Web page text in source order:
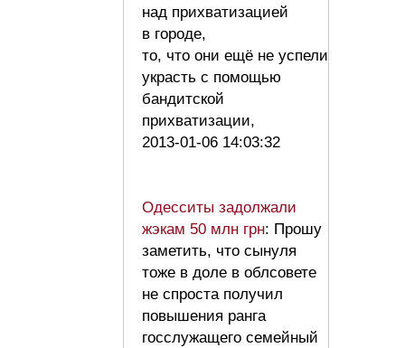
над прихватизацией
в городе,
то, что они ещё не успели
украсть с помощью
бандитской
прихватизации,
2013-01-06 14:03:32
Одесситы задолжали
жэкам 50 млн грн: Прошу
заметить, что сынуля
тоже в доле в облсовете
не спроста получил
повышения ранга
госслужащего семейный